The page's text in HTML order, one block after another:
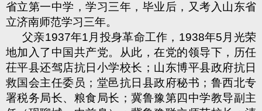
省立第一中学，学习三年，毕业后，又考入山东省
立济南师范学习三年。
父亲1937年1 月投身革命工作， 1938年5 月光荣
地加入了中国共产党。从此，在党的领导下，历任
茌平县还驾店抗日小学校长；山东博平县政府抗日
救国会主任委员；堂邑抗日县政府秘书；鲁西北专
署税务局长、粮食局长；冀鲁豫第四中学教导副主